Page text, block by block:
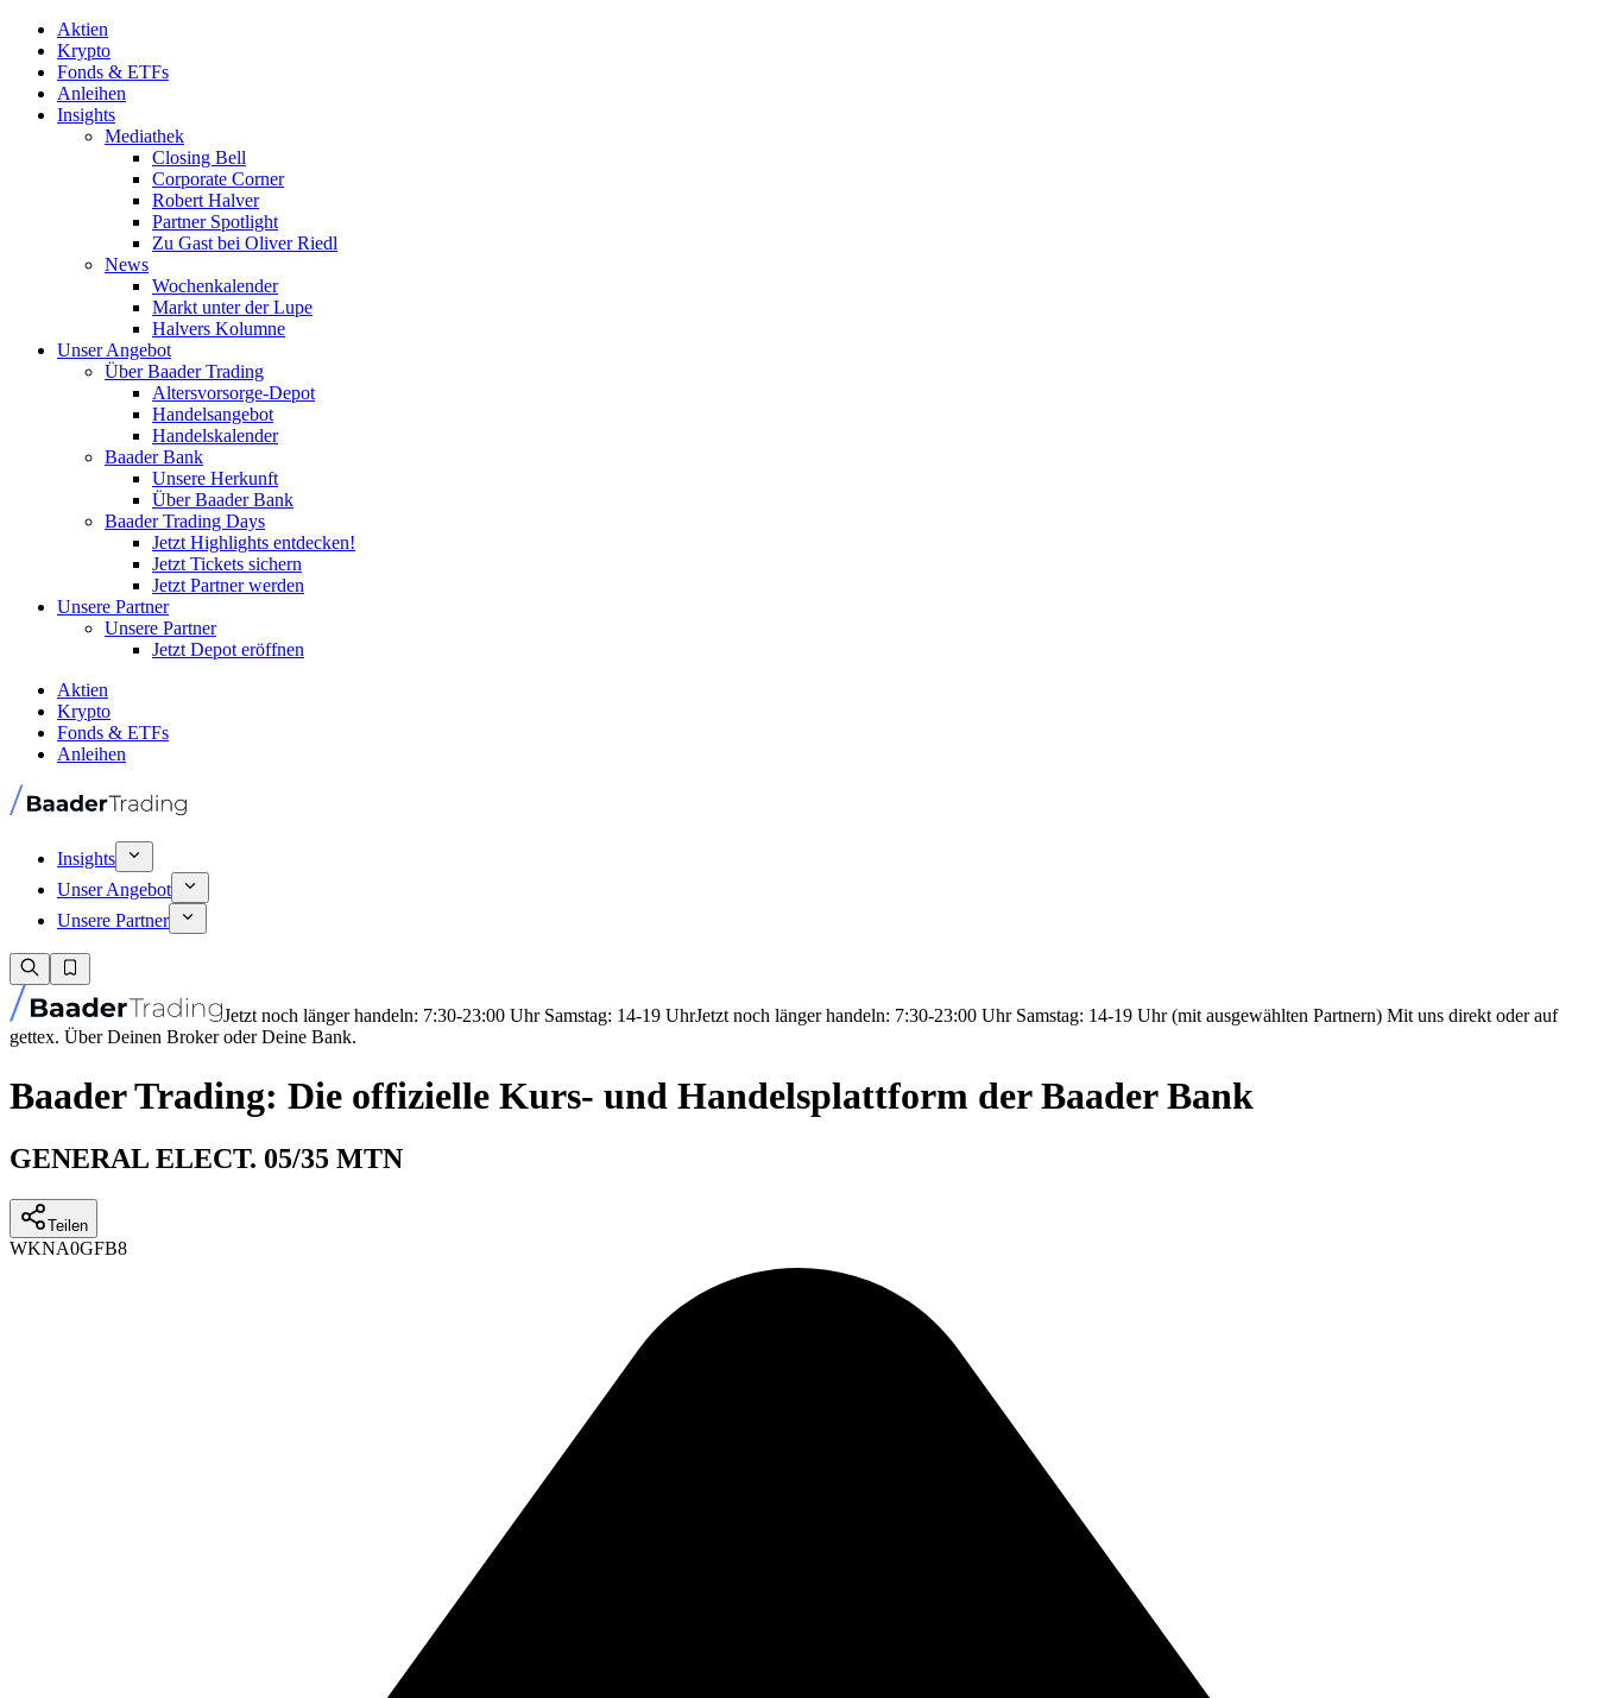
Aktien
Krypto
Fonds & ETFs
Anleihen
Insights
Mediathek
Closing Bell
Corporate Corner
Robert Halver
Partner Spotlight
Zu Gast bei Oliver Riedl
News
Wochenkalender
Markt unter der Lupe
Halvers Kolumne
Unser Angebot
Über Baader Trading
Altersvorsorge-Depot
Handelsangebot
Handelskalender
Baader Bank
Unsere Herkunft
Über Baader Bank
Baader Trading Days
Jetzt Highlights entdecken!
Jetzt Tickets sichern
Jetzt Partner werden
Unsere Partner
Unsere Partner
Jetzt Depot eröffnen
Aktien
Krypto
Fonds & ETFs
Anleihen
Insights
Unser Angebot
Unsere Partner
Jetzt noch länger handeln: 7:30-23:00 Uhr Samstag: 14-19 UhrJetzt noch länger handeln: 7:30-23:00 Uhr Samstag: 14-19 Uhr (mit ausgewählten Partnern) Mit uns direkt oder auf
gettex. Über Deinen Broker oder Deine Bank.
Baader Trading: Die offizielle Kurs- und Handelsplattform der Baader Bank
GENERAL ELECT. 05/35 MTN
Teilen
WKNA0GFB8